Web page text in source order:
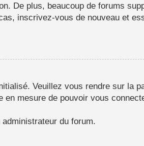
De plus, beaucoup de forums
inscrivez-vous de nouveau et
Veuillez vous rendre sur la
mesure de pouvoir vous
du forum.